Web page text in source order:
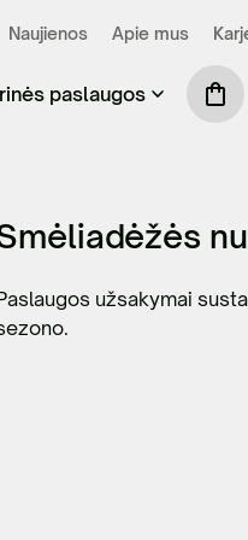
Naujienos Apie mus
surinkimas ir
paslaugos
Biotualetų skaičiuoklė
užsakymai